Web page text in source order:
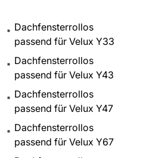
Dachfensterrollos
passend für Velux Y33
Dachfensterrollos
passend für Velux Y43
Dachfensterrollos
passend für Velux Y47
Dachfensterrollos
passend für Velux Y67